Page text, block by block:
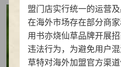
盟门店实行统一的运营及
在海外市场存在部分商
用书亦烧仙草品牌开展
违法行为，为避免用户
草特对海外加盟官方渠道